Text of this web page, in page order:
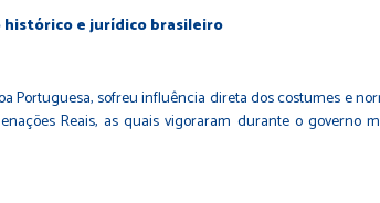
histórico e jurídico brasileiro
Portuguesa, sofreu influência direta dos costumes e
Reais, as quais vigoraram durante o governo